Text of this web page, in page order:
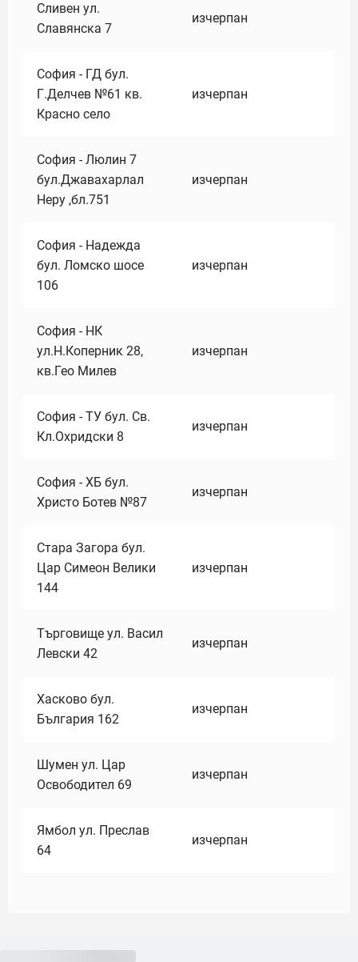
Сливен ул.
Славянска 7
изчерпан
София - ГД бул.
Г.Делчев №61 кв.
Красно село
изчерпан
София - Люлин 7
бул.Джавахарлал
Неру ,бл.751
изчерпан
София - Надежда
бул. Ломско шосе
106
изчерпан
София - НК
ул.Н.Коперник 28,
кв.Гео Милев
изчерпан
София - ТУ бул. Св.
Кл.Охридски 8
изчерпан
София - ХБ бул.
Христо Ботев №87
изчерпан
Стара Загора бул.
Цар Симеон Велики
144
изчерпан
Търговище ул. Васил
Левски 42
изчерпан
Хасково бул.
България 162
изчерпан
Шумен ул. Цар
Освободител 69
изчерпан
Ямбол ул. Преслав
64
изчерпан